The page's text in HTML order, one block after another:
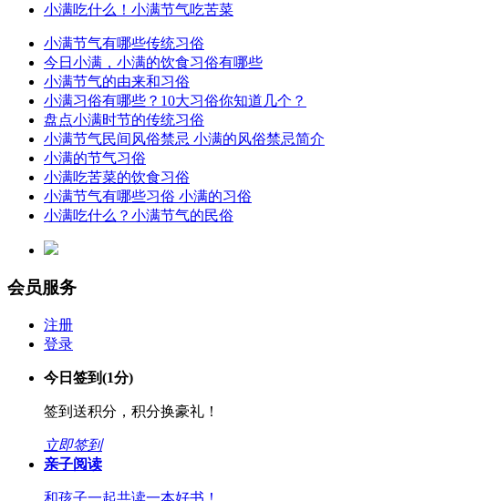
小满吃什么！小满节气吃苦菜
小满节气有哪些传统习俗
今日小满，小满的饮食习俗有哪些
小满节气的由来和习俗
小满习俗有哪些？10大习俗你知道几个？
盘点小满时节的传统习俗
小满节气民间风俗禁忌 小满的风俗禁忌简介
小满的节气习俗
小满吃苦菜的饮食习俗
小满节气有哪些习俗 小满的习俗
小满吃什么？小满节气的民俗
会员服务
注册
登录
今日签到(1分)
签到送积分，积分换豪礼！
立即签到
亲子阅读